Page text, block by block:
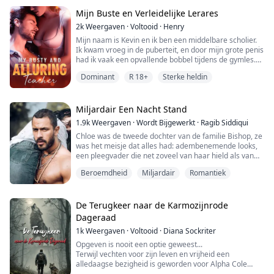
van het boek is "After Car Sex with the CEO". Je kunt het
vinden door ernaar te zoeken in de zoekbalk.)
"Mama, we hebben papa teruggebracht!" riepen de
drie kleintjes uit.
Meneer Hall, starend naar de drie mini-versies van
zichzelf, verklaarde: "Drie is niet genoeg. Ik wil een
heel voetbalteam met jou!"
Alice antwoordde bits: "Vergeet het maar. Ik mag je niet
eens. Waarom zou ik meer kinderen met je krijgen?"
wordt, wacht maar af!"
Mijn Buste en Verleidelijke Lerares
2kWeergaven ·Voltooid · Henry
Mijn naam is Kevin en ik ben een middelbare scholier.
Ik kwam vroeg in de puberteit, en door mijn grote penis
had ik vaak een opvallende bobbel tijdens de gymles.
onzeker maakte toen ik jonger was. Ik heb zelfs
haatte eigenlijk bewonderd werd door mijn leraren,
mooie vrouwen en zelfs beroemdheden. Het heeft
uiteindelijk mijn leven veranderd.
Dominant R 18+ Sterke heldin
Miljardair Een Nacht Stand
1.9kWeergaven ·Wordt Bijgewerkt · Ragib Siddiqui
Chloe was de tweede dochter van de familie Bishop, ze
was het meisje dat alles had: adembenemende looks,
een pleegvader die net zoveel van haar hield als van
knap en rijk was.
ook een pleegmoeder en -zus had die alles wat ze had
konden ruïneren.
De avond voor het verlovingsfeest, verdoofde haar
pleegmoeder haar en beraamde een plan om haar
naar schurken te sturen. Gelukkig ging Chloe naar de
verkeerde kamer en bracht een nacht door met een
Beroemdheid Miljardair Romantiek
De Terugkeer naar de Karmozijnrode
Dageraad
1kWeergaven ·Voltooid · Diana Sockriter
Opgeven is nooit een optie geweest...
Terwijl vechten voor zijn leven en vrijheid een
alledaagse bezigheid is geworden voor Alpha Cole